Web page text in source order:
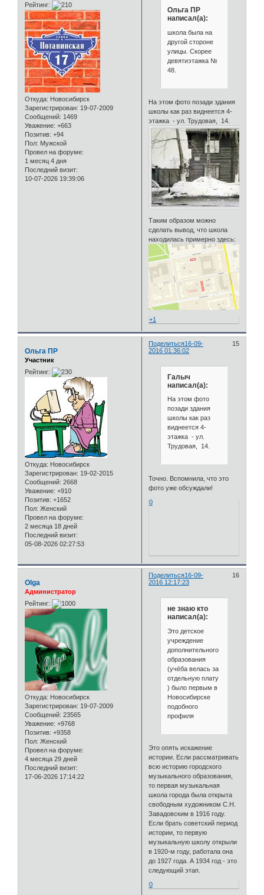
Рейтинг:
Откуда: Новосибирск
Зарегистрирован: 19-07-2009
Сообщений: 1469
Уважение: +663
Позитив: +94
Пол: Мужской
Провел на форуме:
1 месяц 4 дня
Последний визит:
10-07-2026 19:39:06
Ольга ПР
написал(а):
школа была на
другой стороне
улицы. Скорее
девятиэтажка №
48.
На этом фото позади здания
школы как раз виднеется 4-
этажка - ул. Трудовая, 14.
Таким образом можно
сделать вывод, что школа
находилась примерно здесь:
+1
Поделиться 15
16-09-
2016 01:36:02
Ольга ПР
Участник
Рейтинг:
Откуда: Новосибирск
Зарегистрирован: 19-02-2015
Сообщений: 2668
Уважение: +910
Позитив: +1652
Пол: Женский
Провел на форуме:
2 месяца 18 дней
Последний визит:
05-08-2026 02:27:53
Галыч
написал(а):
На этом фото
позади здания
школы как раз
виднеется 4-
этажка - ул.
Трудовая, 14.
Точно. Вспомнила, что это
фото уже обсуждали!
0
Поделиться 16
16-09-
2016 12:17:23
Olga
Администратор
Рейтинг:
Откуда: Новосибирск
Зарегистрирован: 19-07-2009
Сообщений: 23565
Уважение: +9768
Позитив: +9358
Пол: Женский
Провел на форуме:
4 месяца 29 дней
Последний визит:
17-06-2026 17:14:22
не знаю кто
написал(а):
Это детское
учреждение
дополнительного
образования
(учёба велась за
отдельную плату
) было первым в
Новосибирске
подобного
профиля
Это опять искажение
истории. Если рассматривать
всю историю городского
музыкального образования,
то первая музыкальная
школа города была открыта
свободным художником С.Н.
Завадовским в 1916 году.
Если брать советский период
истории, то первую
музыкальную школу открыли
в 1920-м году, работала она
до 1927 года. А 1934 год - это
следующий этап.
0